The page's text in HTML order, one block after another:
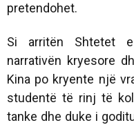
pretendohet.
Si arritën Shtetet e
narrativën kryesore
Kina po kryente një
studentë të rinj të
tanke dhe duke i